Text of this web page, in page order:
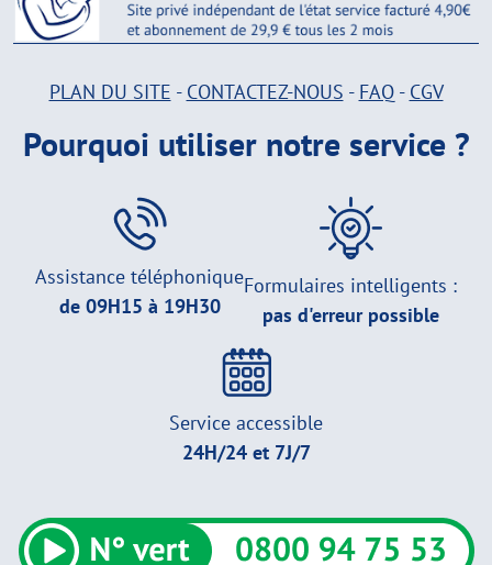
PLAN DU SITE - CONTACTEZ-NOUS - FAQ- CGV
Pourquoi utiliser notre service ?
Assistance téléphonique
de 09H15 à 19H30
Formulaires intelligents :
pas d'erreur possible
Service accessible
24H/24 et 7J/7